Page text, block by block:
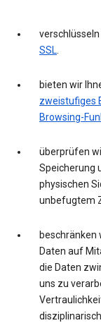
SSL.
bieten wir
zweistufiges
Browsing-
überprüfen
Speicherung
physischen
unbefugtem
Daten auf
die Daten
uns zu